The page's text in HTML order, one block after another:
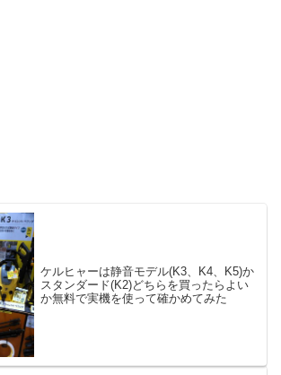
ケルヒャーは静音モデル(K3、K4、K5)か
スタンダード(K2)どちらを買ったらよい
か無料で実機を使って確かめてみた